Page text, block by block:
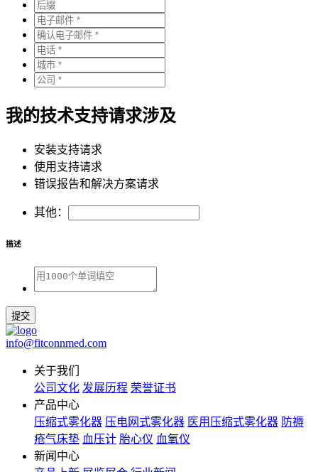
我的技术支持请求涉及
安装支持请求
使用支持请求
错误报告和解决方案请求
其他：
描述
提交
info@fitconnmed.com
关于我们
公司文化 发展历程 荣誉证书
产品中心
压缩式雾化器 压电网式雾化器 医用压缩式雾化器 防褥
疮气床垫 血压计 胎心仪 血氧仪
新闻中心